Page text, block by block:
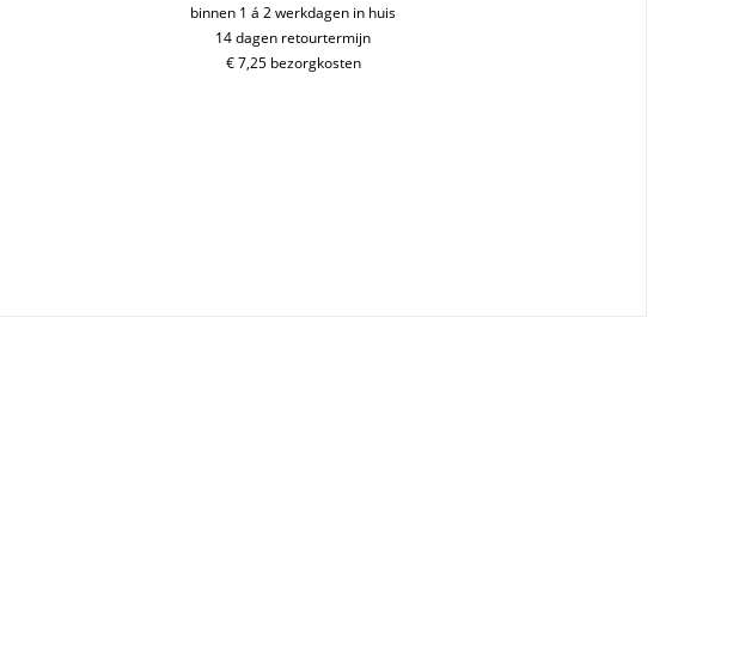
aantalbinnen 1 á 2 werkdagen in huis
14 dagen retourtermijn
€ 7,25 bezorgkosten